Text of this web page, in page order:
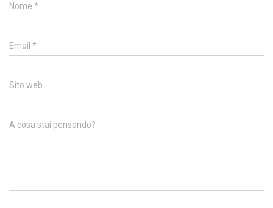
Nome *
Email *
Sito web
A cosa stai pensando?